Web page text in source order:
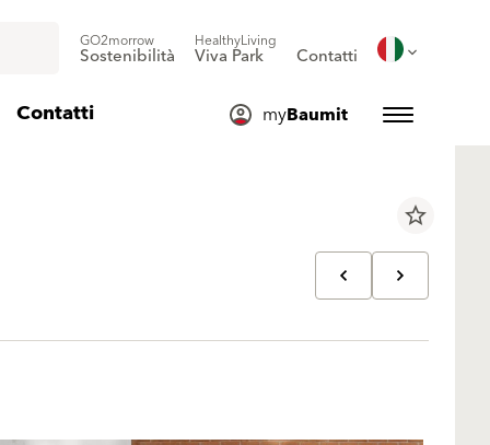
GO2morrow
Sostenibilità
HealthyLiving
Viva Park Contatti
Contatti myBaumit
star_border